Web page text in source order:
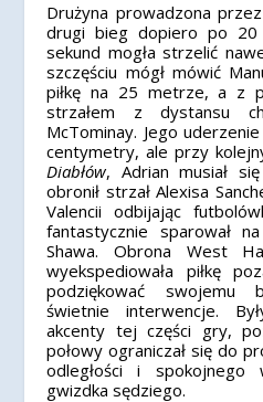
Drużyna prowadzona
drugi bieg dopiero po
sekund mogła strzelić
szczęściu mógł mówić
piłkę na 25 metrze, a z
strzałem z dystansu
McTominay. Jego
centymetry, ale przy
Diabłów, Adrian musiał
obronił strzał Alexisa
Valencii odbijając
fantastycznie sparował
Shawa. Obrona West
wyekspediowała piłkę
podziękować swojemu
świetnie interwencje.
akcenty tej części gry,
połowy ograniczał się do
odległości i spokojnego
gwizdka sędziego.